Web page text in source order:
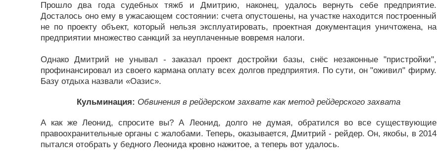
Прошло два года судебных тяжб и Дмитрию, наконец, удалось вернуть себе предприятие.
Досталось оно ему в ужасающем состоянии: счета опустошены, на участке находится построенный
не по проекту объект, который нельзя эксплуатировать, проектная документация уничтожена, на
предприятии множество санкций за неуплаченные вовремя налоги.
Однако Дмитрий не унывал - заказал проект достройки базы, снёс незаконные "пристройки",
профинансировал из своего кармана оплату всех долгов предприятия. По сути, он "оживил" фирму.
Базу отдыха назвали «Оазис».
Кульминация: Обвинения в рейдерском захвате как метод рейдерского захвата
А как же Леонид, спросите вы? А Леонид, долго не думая, обратился во все существующие
правоохранительные органы с жалобами. Теперь, оказывается, Дмитрий - рейдер. Он, якобы, в 2014
пытался отобрать у бедного Леонида кровно нажитое, а теперь вот удалось.